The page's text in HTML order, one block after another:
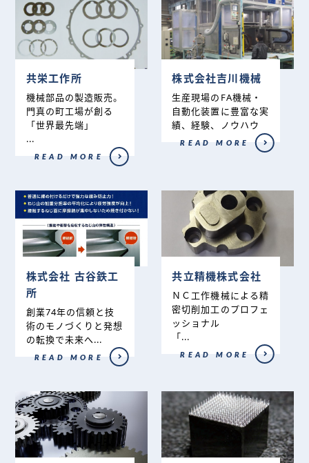
共栄工作所
機械部品の製造販売。
門真の町工場が創る
「世界最先端」
...
READ MORE
株式会社吉川機械
生産現場のFA機械・
自動化装置に豊富な実
績、経験、ノウハウ
READ MORE
株式会社 古谷鉄工
所
創業74年の信頼と技
術のモノづくりと発想
の転換で未来へ...
READ MORE
共立精機株式会社
ＮＣ工作機械による精
密切削加工のプロフェ
ッショナル
「...
READ MORE